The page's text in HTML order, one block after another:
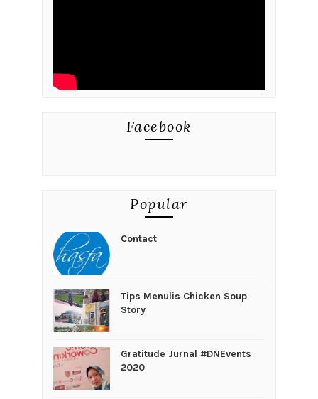
Facebook
Popular
Contact
Tips Menulis Chicken Soup
Story
Gratitude Jurnal #DNEvents
2020